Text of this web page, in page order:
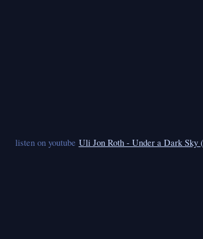
listen on youtube Uli Jon Roth - Under a Dark Sky